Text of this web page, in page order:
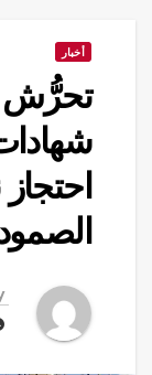
أخبار